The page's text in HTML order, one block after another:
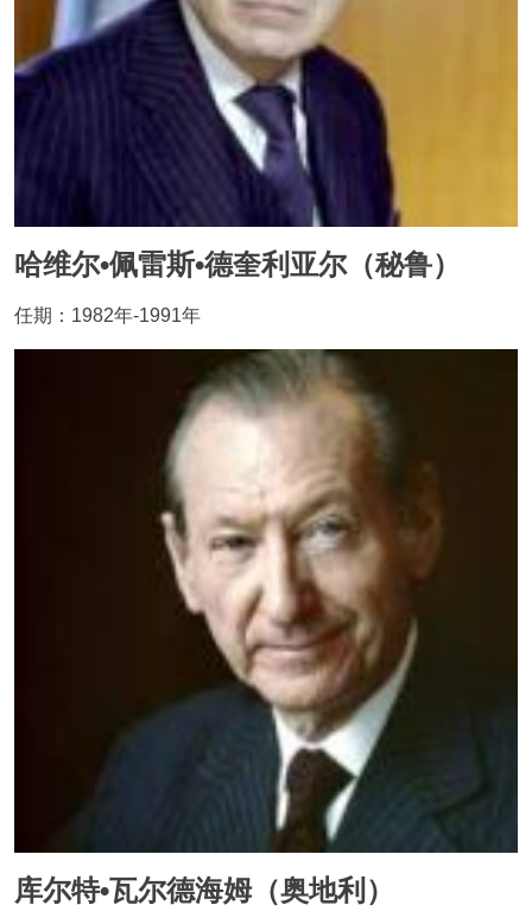
哈维尔•佩雷斯•德奎利亚尔（秘鲁）
任期：1982年-1991年
库尔特•瓦尔德海姆（奥地利）